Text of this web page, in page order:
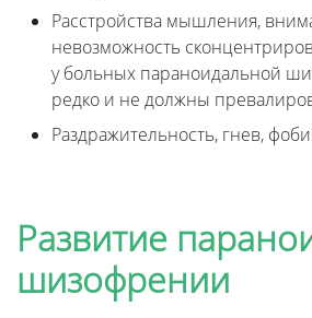
Расстройства мышления,
невозможность
у больных параноидальной
редко и не должны
Раздражительность, гнев,
Развитие
шизофрении